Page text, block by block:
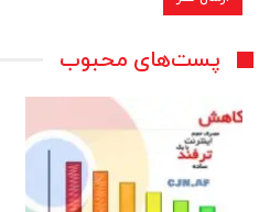
پست‌های محبوب